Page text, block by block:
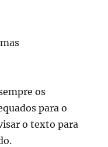
os
para o
o texto para